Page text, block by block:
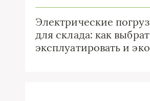
Электрические
для склада: как
эксплуатировать и